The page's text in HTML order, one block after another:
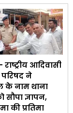
आदिवासी
ने
के नाम थाना
सौपा ज्ञापन,
की प्रतिमा